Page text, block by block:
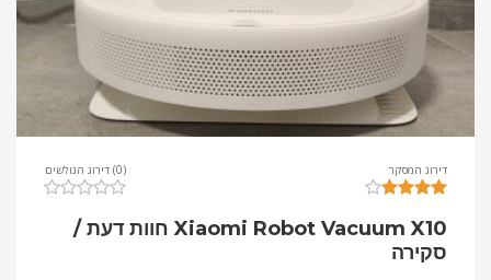
דירוג המסקר (0) דירוג הגולשים
Xiaomi Robot Vacuum X10 חוות דעת /
סקירה